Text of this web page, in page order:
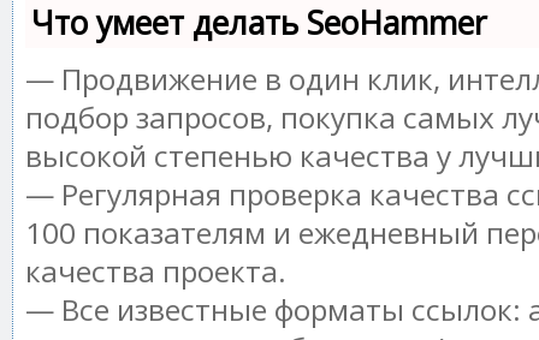
Что умеет делать SeoHammer
— Продвижение в один клик,
подбор запросов, покупка самых
высокой степенью качества у
— Регулярная проверка качества
100 показателям и ежедневный
качества проекта.
— Все известные форматы ссылок: